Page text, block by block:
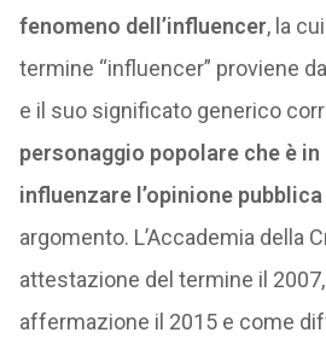
fenomeno dell’influencer, la
termine “influencer” proviene
e il suo significato generico
personaggio popolare che è in
influenzare l’opinione pubblica
argomento. L’Accademia della
attestazione del termine il
affermazione il 2015 e come